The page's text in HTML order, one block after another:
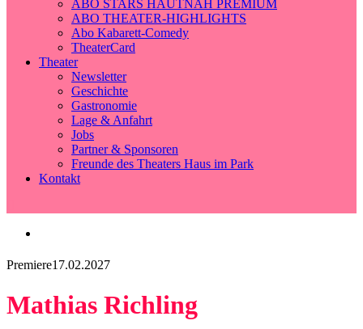
ABO STARS HAUTNAH PREMIUM
ABO THEATER-HIGHLIGHTS
Abo Kabarett-Comedy
TheaterCard
Theater
Newsletter
Geschichte
Gastronomie
Lage & Anfahrt
Jobs
Partner & Sponsoren
Freunde des Theaters Haus im Park
Kontakt
Premiere17.02.2027
Mathias Richling